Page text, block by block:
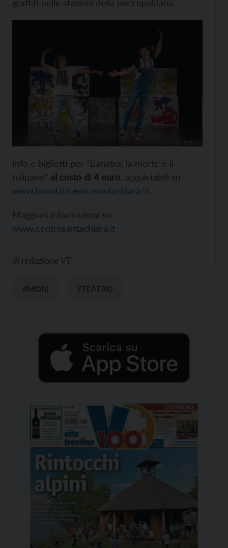
graffiti nelle stazioni della metropolitana.
Info e biglietti per “L’anatra, la morte e il
tulipano” al costo di 4 euro , acquistabili su
www.boxol.it/centrosantachiara/it.
Maggiori informazioni su
www.centrosantachiara.it
di redazione VT
#MORI #TEATRO